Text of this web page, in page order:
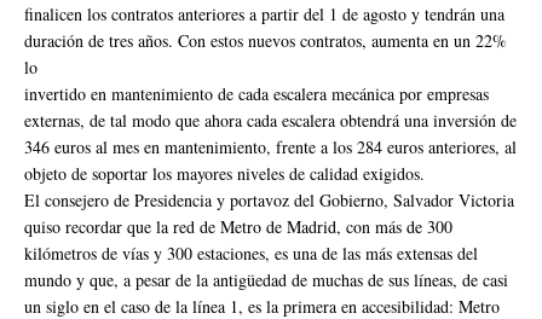
finalicen los contratos anteriores a partir del 1 de agosto y tendrán una
duración de tres años. Con estos nuevos contratos, aumenta en un 22%
lo
invertido en mantenimiento de cada escalera mecánica por empresas
externas, de tal modo que ahora cada escalera obtendrá una inversión de
346 euros al mes en mantenimiento, frente a los 284 euros anteriores, al
objeto de soportar los mayores niveles de calidad exigidos.
El consejero de Presidencia y portavoz del Gobierno, Salvador Victoria
quiso recordar que la red de Metro de Madrid, con más de 300
kilómetros de vías y 300 estaciones, es una de las más extensas del
mundo y que, a pesar de la antigüedad de muchas de sus líneas, de casi
un siglo en el caso de la línea 1, es la primera en accesibilidad: Metro